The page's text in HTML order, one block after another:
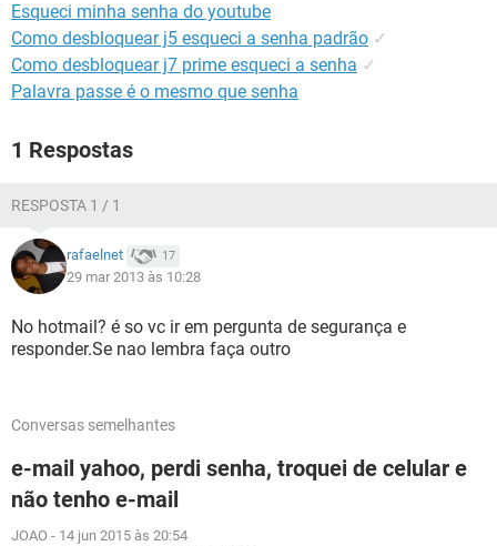
Esqueci minha senha do youtube
Como desbloquear j5 esqueci a senha padrão ✓
Como desbloquear j7 prime esqueci a senha ✓
Palavra passe é o mesmo que senha
1 Respostas
RESPOSTA 1 / 1
rafaelnet 17
29 mar 2013 às 10:28
No hotmail? é so vc ir em pergunta de segurança e
responder.Se nao lembra faça outro
Conversas semelhantes
e-mail yahoo, perdi senha, troquei de celular e
não tenho e-mail
JOAO - 14 jun 2015 às 20:54